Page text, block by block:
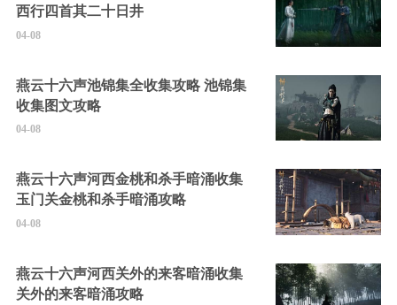
西行四首其二十日井
04-08
燕云十六声池锦集全收集攻略 池锦集
收集图文攻略
04-08
燕云十六声河西金桃和杀手暗涌收集
玉门关金桃和杀手暗涌攻略
04-08
燕云十六声河西关外的来客暗涌收集
关外的来客暗涌攻略